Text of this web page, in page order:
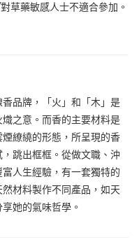
草藥敏感人士不適合參加。
香品牌，「火」和「木」是
之意。而香的主要材料是
繚繞的形態，所呈現的香
跳出框框。從做文職、沖
人生經驗，有一套獨特的
材料製作不同產品，如天
她的氣味哲學。